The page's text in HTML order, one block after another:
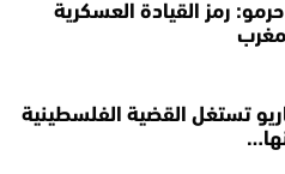
رمز القيادة العسكرية
تستغل القضية الفلسطينية